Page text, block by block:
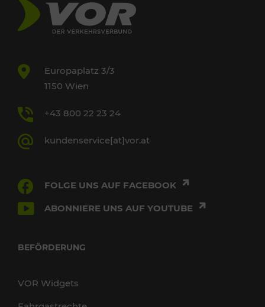
Europaplatz 3/3
1150 Wien
+43 800 22 23 24
kundenservice[at]vor.at
FOLGE UNS AUF FACEBOOK
ABONNIERE UNS AUF YOUTUBE
BEFÖRDERUNG
VOR Widgets